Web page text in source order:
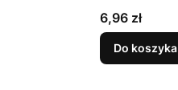
Cena
6,96 zł
Do koszyka